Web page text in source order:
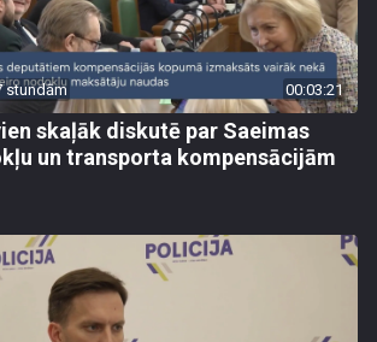
stundām 00:03:21
skaļāk diskutē par Saeimas
un transporta kompensācijām